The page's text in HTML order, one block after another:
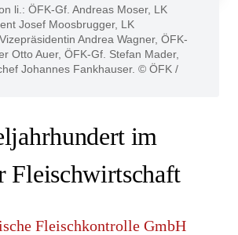
li.: ÖFK-Gf. Andreas Moser, LK
Josef Moosbrugger, LK
Andrea Wagner, ÖFK-
Otto Auer, ÖFK-Gf. Stefan Mader,
Johannes Fankhauser. © ÖFK /
im
Fleischwirtschaft
Fleischkontrolle GmbH